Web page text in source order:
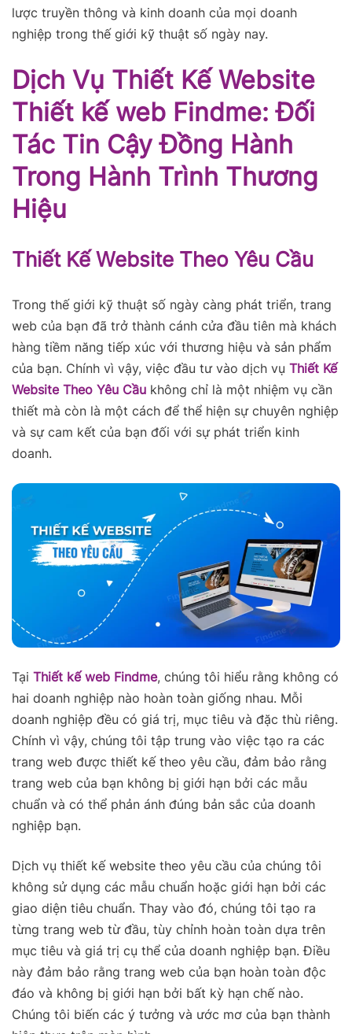
lược truyền thông và kinh doanh của mọi doanh
nghiệp trong thế giới kỹ thuật số ngày nay.
Dịch Vụ Thiết Kế Website
Thiết kế web Findme: Đối
Tác Tin Cậy Đồng Hành
Trong Hành Trình Thương
Hiệu
Thiết Kế Website Theo Yêu Cầu
Trong thế giới kỹ thuật số ngày càng phát triển, trang
web của bạn đã trở thành cánh cửa đầu tiên mà khách
hàng tiềm năng tiếp xúc với thương hiệu và sản phẩm
của bạn. Chính vì vậy, việc đầu tư vào dịch vụ Thiết Kế
Website Theo Yêu Cầu không chỉ là một nhiệm vụ cần
thiết mà còn là một cách để thể hiện sự chuyên nghiệp
và sự cam kết của bạn đối với sự phát triển kinh
doanh.
Tại Thiết kế web Findme, chúng tôi hiểu rằng không có
hai doanh nghiệp nào hoàn toàn giống nhau. Mỗi
doanh nghiệp đều có giá trị, mục tiêu và đặc thù riêng.
Chính vì vậy, chúng tôi tập trung vào việc tạo ra các
trang web được thiết kế theo yêu cầu, đảm bảo rằng
trang web của bạn không bị giới hạn bởi các mẫu
chuẩn và có thể phản ánh đúng bản sắc của doanh
nghiệp bạn.
Dịch vụ thiết kế website theo yêu cầu của chúng tôi
không sử dụng các mẫu chuẩn hoặc giới hạn bởi các
giao diện tiêu chuẩn. Thay vào đó, chúng tôi tạo ra
từng trang web từ đầu, tùy chỉnh hoàn toàn dựa trên
mục tiêu và giá trị cụ thể của doanh nghiệp bạn. Điều
này đảm bảo rằng trang web của bạn hoàn toàn độc
đáo và không bị giới hạn bởi bất kỳ hạn chế nào.
Chúng tôi biến các ý tưởng và ước mơ của bạn thành